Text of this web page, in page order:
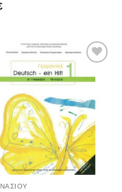
στη
Wishlist